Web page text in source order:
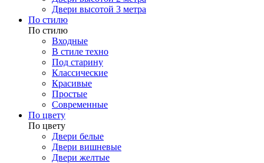
Двери высотой 3 метра
По стилю
По стилю
Входные
В стиле техно
Под старину
Классические
Красивые
Простые
Современные
По цвету
По цвету
Двери белые
Двери вишневые
Двери желтые